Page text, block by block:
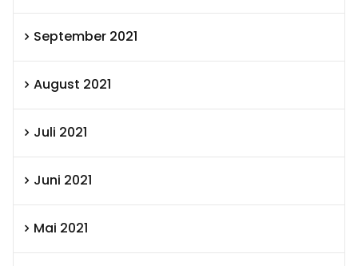
September 2021
August 2021
Juli 2021
Juni 2021
Mai 2021